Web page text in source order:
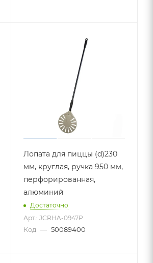
Лопата для пиццы (d)230
мм, круглая, ручка 950 мм,
перфорированная,
алюминий
Достаточно
Арт.: JCRHA-0947P
Код — 50089400